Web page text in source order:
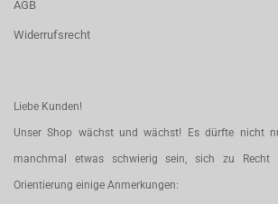
AGB
Widerrufsrecht
Liebe Kunden!
Unser Shop wächst und wächst! Es dürfte nicht
manchmal etwas schwierig sein, sich zu
Orientierung einige Anmerkungen: